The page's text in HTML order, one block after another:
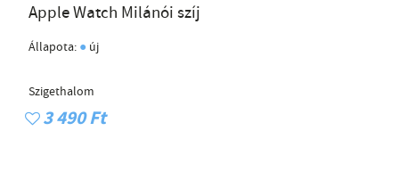
Apple Watch Milánói szíj
Állapota: ● új
Szigethalom
3 490 Ft